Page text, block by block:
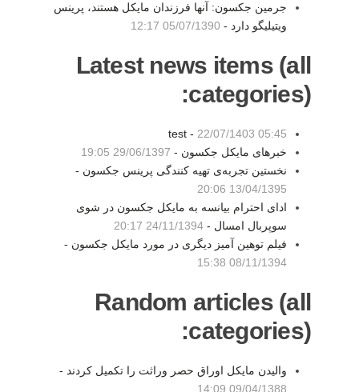
جرمین جکسون: آنها فرزندان مایکل هستند، پرینس
ویتیلیگو دارد - 05/07/1390 12:17
Latest news items (all
categories):
test -22/07/1403 05:45
خبرهای مایکل جکسون - 29/06/1397 19:05
نخستین تجربه‌ی تهیه کنندگی پرینس جکسون -
13/04/1395 20:06
ادای احترام بیانسه به مایکل جکسون در شوی
سوپربال امسال - 24/11/1394 20:17
فیلم توهین آمیز دیگری در مورد مایکل جکسون -
08/11/1394 15:38
Random articles (all
categories):
والیدن مایکل اوراق حصر وراثت را تکمیل کردند -
09/04/1388 14:09